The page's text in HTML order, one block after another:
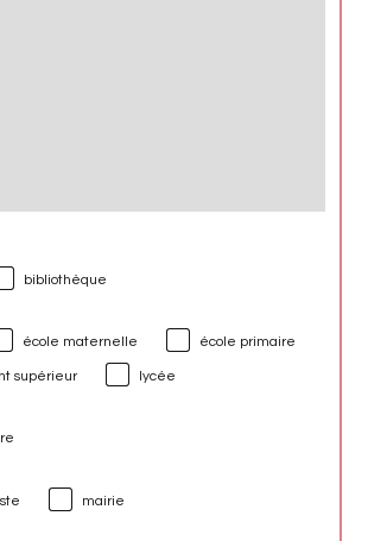
bibliothèque
école maternelle école primaire
supérieur
lycée
mairie